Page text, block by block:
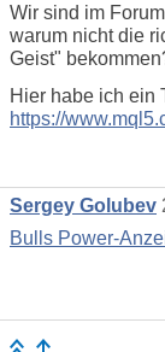
Wir sind im
warum nicht die
Geist"
Hier habe ich ein
https://
Sergey Golubev
Bulls Power-